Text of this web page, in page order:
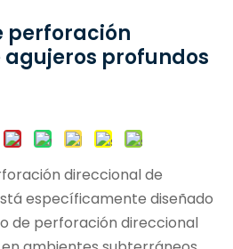
perforación
profundos
direccional de
específicamente diseñado
de perforación direccional